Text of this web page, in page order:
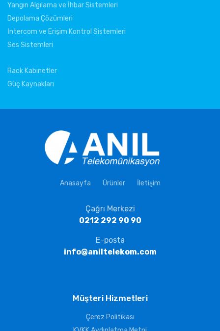
Yangın Algılama ve İhbar Sistemleri
Depolama Çözümleri
İntercom ve Erişim Kontrol Sistemleri
Ses Sistemleri
Rack Kabinetler
Güç Kaynakları
Anasayfa Ürünler İletişim
Çağrı Merkezi
0212 292 90 90
E-posta
info@aniltelekom.com
Müşteri Hizmetleri
Çerez Politikası